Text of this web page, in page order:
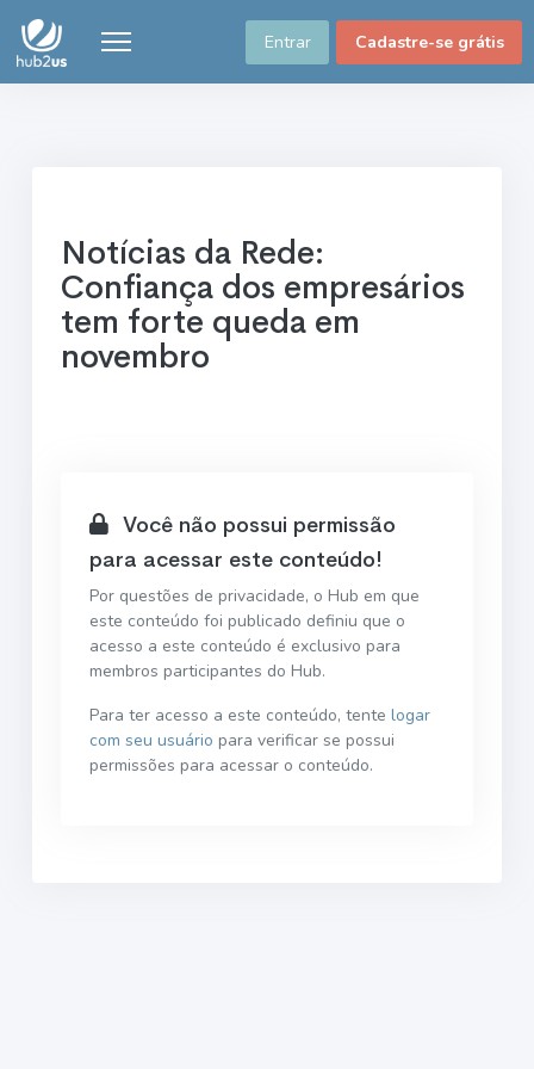
Entrar Cadastre-se grátis
Notícias da Rede:
Confiança dos empresários
tem forte queda em
novembro
Você não possui permissão
para acessar este conteúdo!
Por questões de privacidade, o Hub em que
este conteúdo foi publicado definiu que o
acesso a este conteúdo é exclusivo para
membros participantes do Hub.
Para ter acesso a este conteúdo, tente logar
com seu usuário para verificar se possui
permissões para acessar o conteúdo.